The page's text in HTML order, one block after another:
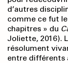
d’autres
comme ce fut
chapitres » du
Joliette, 2016).
résolument
entre différents